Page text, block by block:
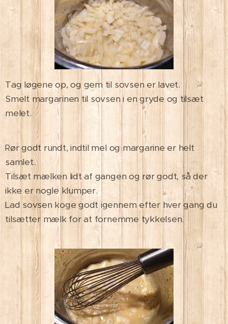
Tag løgene op, og gem til sovsen er lavet.
Smelt margarinen til sovsen i en gryde og tilsæt
melet.
Rør godt rundt, indtil mel og margarine er helt
samlet.
Tilsæt mælken lidt af gangen og rør godt, så der
ikke er nogle klumper.
Lad sovsen koge godt igennem efter hver gang du
tilsætter mælk for at fornemme tykkelsen.